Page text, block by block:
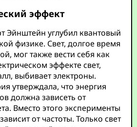
эффект
Эйнштейн углубил квантовый
физике. Свет, долгое время
мог также вести себя как
эффекте свет,
выбивает электроны.
утверждала, что энергия
должна зависеть от
Вместо этого эксперименты
от частоты. Только свет